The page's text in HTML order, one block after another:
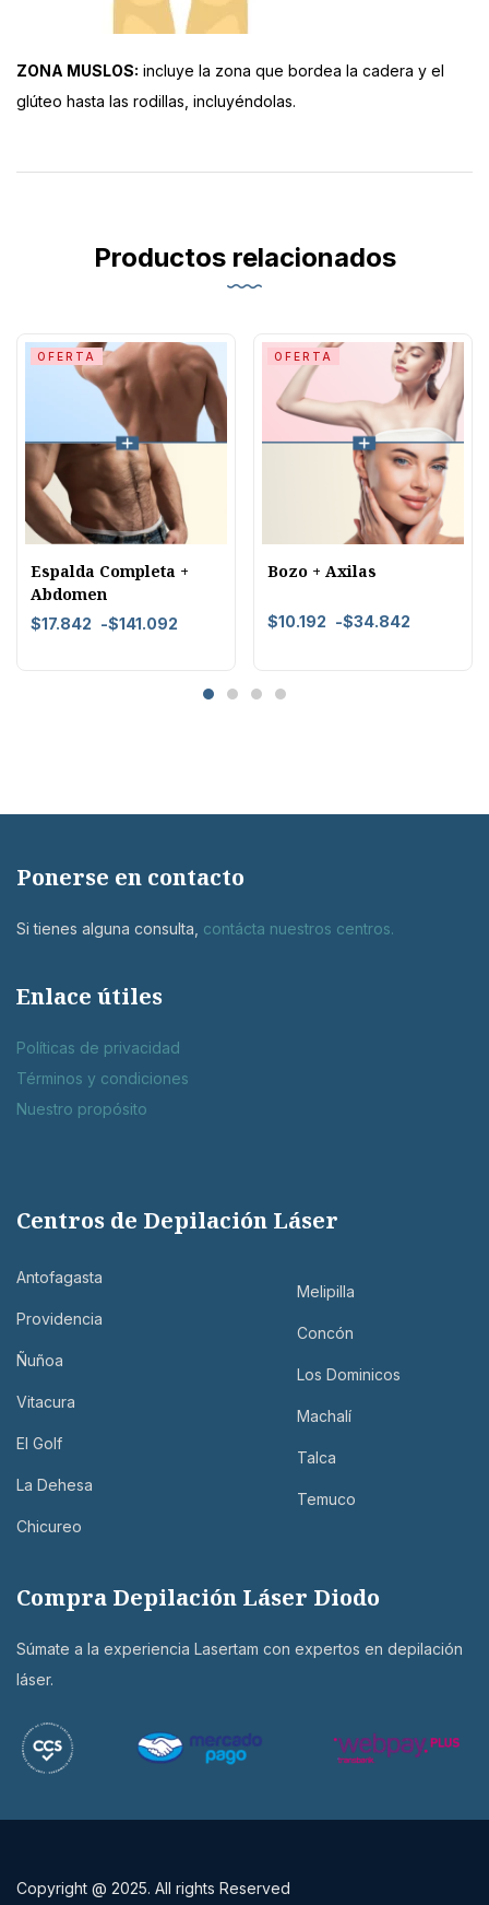
ZONA MUSLOS: incluye la zona que bordea la cadera y el
glúteo hasta las rodillas, incluyéndolas.
Productos relacionados
OFERTA
Espalda Completa +
Abdomen
$17.842 -$141.092
OFERTA
Bozo + Axilas
$10.192 -$34.842
Ponerse en contacto
Si tienes alguna consulta, contácta nuestros centros.
Enlace útiles
Políticas de privacidad
Términos y condiciones
Nuestro propósito
Centros de Depilación Láser
Antofagasta
Providencia
Ñuñoa
Vitacura
El Golf
La Dehesa
Chicureo
Melipilla
Concón
Los Dominicos
Machalí
Talca
Temuco
Compra Depilación Láser Diodo
Súmate a la experiencia Lasertam con expertos en depilación
láser.
Copyright @ 2025. All rights Reserved